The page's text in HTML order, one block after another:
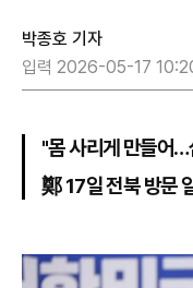
박종호 기자
입력 2026-05-17
"몸 사리게 만들어
鄭 17일 전북 방문